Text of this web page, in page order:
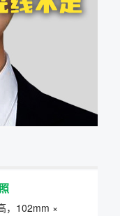
，102mm ×